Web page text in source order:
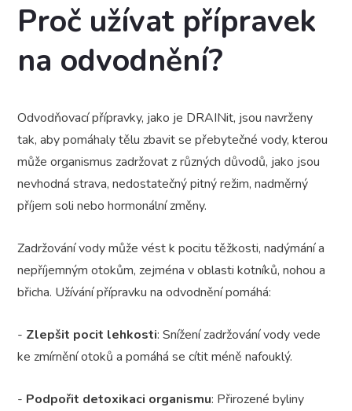
Proč užívat přípravek
na odvodnění?
Odvodňovací přípravky, jako je DRAINit, jsou navrženy
tak, aby pomáhaly tělu zbavit se přebytečné vody, kterou
může organismus zadržovat z různých důvodů, jako jsou
nevhodná strava, nedostatečný pitný režim, nadměrný
příjem soli nebo hormonální změny.
Zadržování vody může vést k pocitu těžkosti, nadýmání a
nepříjemným otokům, zejména v oblasti kotníků, nohou a
břicha. Užívání přípravku na odvodnění pomáhá:
- Zlepšit pocit lehkosti: Snížení zadržování vody vede
ke zmírnění otoků a pomáhá se cítit méně nafouklý.
- Podpořit detoxikaci organismu: Přirozené byliny